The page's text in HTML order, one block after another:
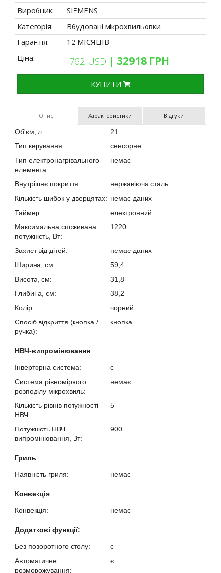
Виробник:
SIEMENS
Категорія:
Вбудовані мікрохвильовки
Гарантія:
12 МІСЯЦІВ
Ціна:
762 USD | 32918 ГРН
КУПИТИ
Опис Характеристики Відгуки
Об'єм, л:
21
Тип керування:
сенсорне
Тип електронагрівального
елемента:
немає
Внутрішнє покриття:
нержавіюча сталь
Кількість шибок у дверцятах: немає даних
Таймер:
електронний
Максимальна споживана
потужність, Вт:
1220
Захист від дітей:
немає даних
Ширина, см:
59,4
Висота, см:
31,8
Глибина, см:
38,2
Колір:
чорний
Спосіб відкриття (кнопка /
ручка):
кнопка
НВЧ-випромінювання
Інверторна система:
є
Система рівномірного
розподілу мікрохвиль:
немає
Кількість рівнів потужності
НВЧ:
5
Потужність НВЧ-
випромінювання, Вт:
900
Гриль
Наявність гриля: немає
Конвекція
Конвекція: немає
Додаткові функції:
Без поворотного столу:
є
Автоматичне
розморожування:
є